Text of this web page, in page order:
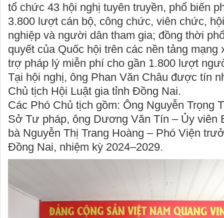
tổ chức 43 hội nghị tuyên truyền, phổ biến
3.800 lượt cán bộ, công chức, viên chức,
nghiệp và người dân tham gia; đồng thời
quyết của Quốc hội trên các nền tảng mạng
trợ pháp lý miễn phí cho gần 1.800 lượt
Tại hội nghị, ông Phan Văn Châu được tín
Chủ tịch Hội Luật gia tỉnh Đồng Nai.
Các Phó Chủ tịch gồm: Ông Nguyễn Trọng
Sở Tư pháp, ông Dương Văn Tín – Ủy viên
bà Nguyễn Thị Trang Hoàng – Phó Viện
Đồng Nai, nhiệm kỳ 2024–2029.